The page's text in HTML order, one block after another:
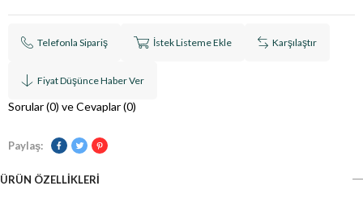
Telefonla Sipariş İstek Listeme Ekle Karşılaştır
Fiyat Düşünce Haber Ver
Sorular (0) ve Cevaplar (0)
Paylaş:
ÜRÜN ÖZELLIKLERI